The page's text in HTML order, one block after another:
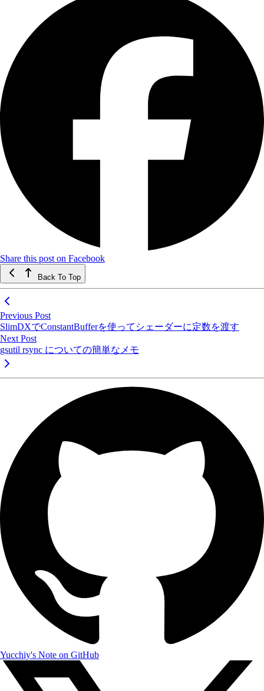
Share this post on Facebook
Back To Top
Previous Post
SlimDXでConstantBufferを使ってシェーダーに定数を渡す
Next Post
gsutil rsync についての簡単なメモ
Yucchiy's Note on GitHub